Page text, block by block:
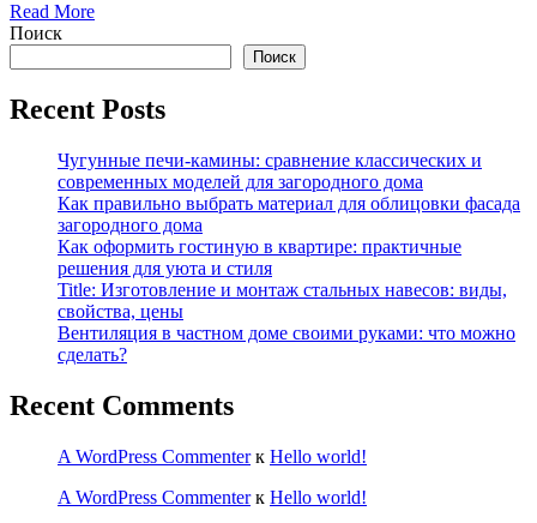
Read More
Поиск
Поиск
Recent Posts
Чугунные печи-камины: сравнение классических и
современных моделей для загородного дома
Как правильно выбрать материал для облицовки фасада
загородного дома
Как оформить гостиную в квартире: практичные
решения для уюта и стиля
Title: Изготовление и монтаж стальных навесов: виды,
свойства, цены
Вентиляция в частном доме своими руками: что можно
сделать?
Recent Comments
A WordPress Commenterк Hello world!
A WordPress Commenterк Hello world!